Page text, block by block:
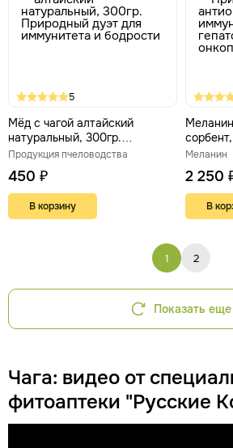
5
Мёд с чагой алтайский
натуральный, 300гр.
Природный дуэт для
Продукция пчеловодства
450 ₽
В корзину
Меланин
2 250
В
1 2
Показать еще
Чага: видео от
фитоаптеки "Русские